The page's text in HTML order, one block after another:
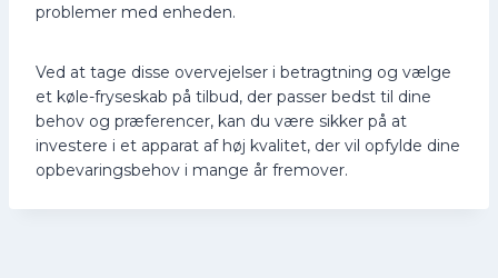
problemer med enheden.
Ved at tage disse overvejelser i betragtning og vælge
et køle-fryseskab på tilbud, der passer bedst til dine
behov og præferencer, kan du være sikker på at
investere i et apparat af høj kvalitet, der vil opfylde dine
opbevaringsbehov i mange år fremover.